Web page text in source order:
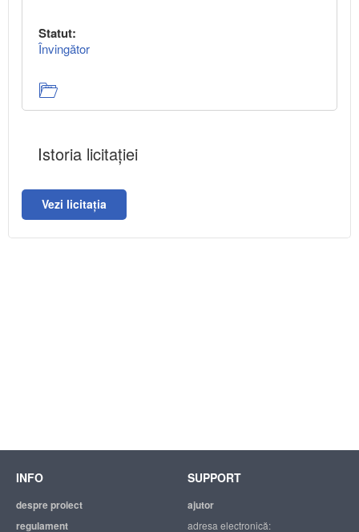
Statut:
Învingător
Istoria licitației
Vezi licitația
INFO
despre proiect
regulament
SUPPORT
ajutor
adresa electronică: